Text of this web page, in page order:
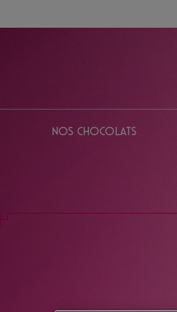
Nos chocolats